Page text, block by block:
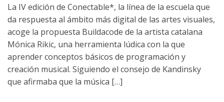
La IV edición de Conectable*, la línea de la escuela que
da respuesta al ámbito más digital de las artes visuales,
acoge la propuesta Buildacode de la artista catalana
Mónica Rikic, una herramienta lúdica con la que
aprender conceptos básicos de programación y
creación musical. Siguiendo el consejo de Kandinsky
que afirmaba que la música […]